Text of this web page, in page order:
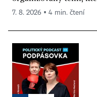
7. 8. 2026 ▪ 4 min. čtení